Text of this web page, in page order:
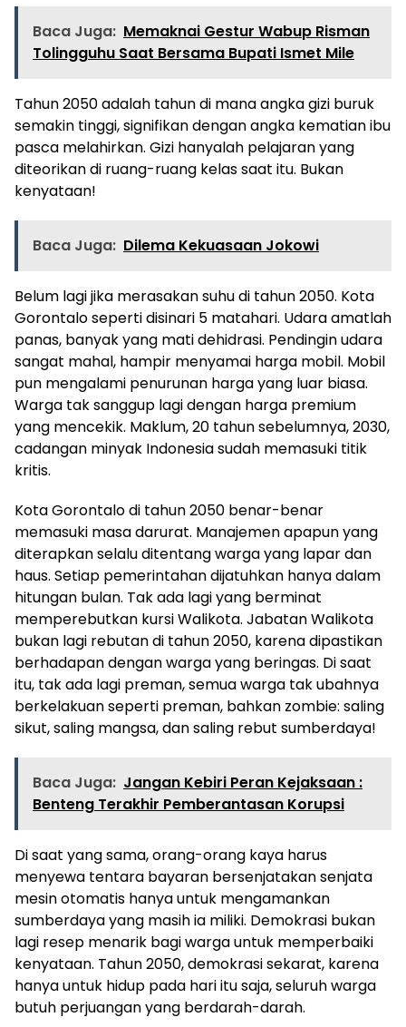
Baca Juga: Memaknai Gestur Wabup Risman
Tolingguhu Saat Bersama Bupati Ismet Mile
Tahun 2050 adalah tahun di mana angka gizi buruk
semakin tinggi, signifikan dengan angka kematian ibu
pasca melahirkan. Gizi hanyalah pelajaran yang
diteorikan di ruang-ruang kelas saat itu. Bukan
kenyataan!
Baca Juga: Dilema Kekuasaan Jokowi
Belum lagi jika merasakan suhu di tahun 2050. Kota
Gorontalo seperti disinari 5 matahari. Udara amatlah
panas, banyak yang mati dehidrasi. Pendingin udara
sangat mahal, hampir menyamai harga mobil. Mobil
pun mengalami penurunan harga yang luar biasa.
Warga tak sanggup lagi dengan harga premium
yang mencekik. Maklum, 20 tahun sebelumnya, 2030,
cadangan minyak Indonesia sudah memasuki titik
kritis.
Kota Gorontalo di tahun 2050 benar-benar
memasuki masa darurat. Manajemen apapun yang
diterapkan selalu ditentang warga yang lapar dan
haus. Setiap pemerintahan dijatuhkan hanya dalam
hitungan bulan. Tak ada lagi yang berminat
memperebutkan kursi Walikota. Jabatan Walikota
bukan lagi rebutan di tahun 2050, karena dipastikan
berhadapan dengan warga yang beringas. Di saat
itu, tak ada lagi preman, semua warga tak ubahnya
berkelakuan seperti preman, bahkan zombie: saling
sikut, saling mangsa, dan saling rebut sumberdaya!
Baca Juga: Jangan Kebiri Peran Kejaksaan :
Benteng Terakhir Pemberantasan Korupsi
Di saat yang sama, orang-orang kaya harus
menyewa tentara bayaran bersenjatakan senjata
mesin otomatis hanya untuk mengamankan
sumberdaya yang masih ia miliki. Demokrasi bukan
lagi resep menarik bagi warga untuk memperbaiki
kenyataan. Tahun 2050, demokrasi sekarat, karena
hanya untuk hidup pada hari itu saja, seluruh warga
butuh perjuangan yang berdarah-darah.